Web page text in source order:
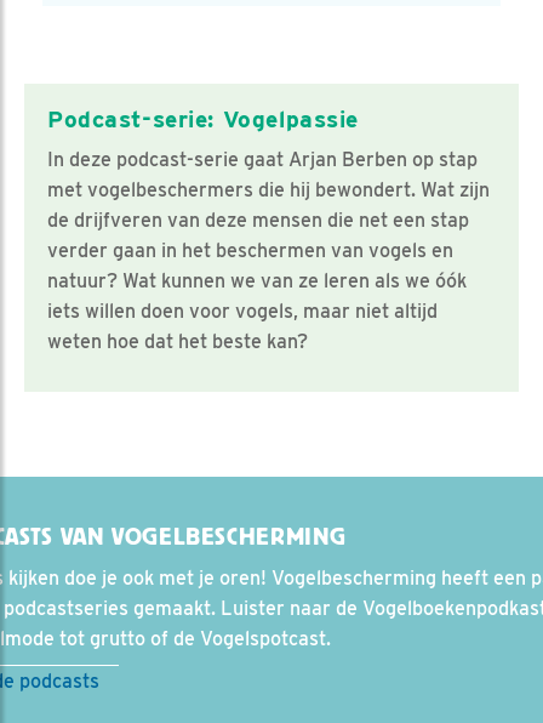
Podcast-serie: Vogelpassie
In deze podcast-serie gaat Arjan Berben op stap
met vogelbeschermers die hij bewondert. Wat zijn
de drijfveren van deze mensen die net een stap
verder gaan in het beschermen van vogels en
natuur? Wat kunnen we van ze leren als we óók
iets willen doen voor vogels, maar niet altijd
weten hoe dat het beste kan?
VAN VOGELBESCHERMING
kijken doe je ook met je oren! Vogelbescherming heeft een
gemaakt. Luister naar de
tot grutto of de Vogelspotcast.
podcasts